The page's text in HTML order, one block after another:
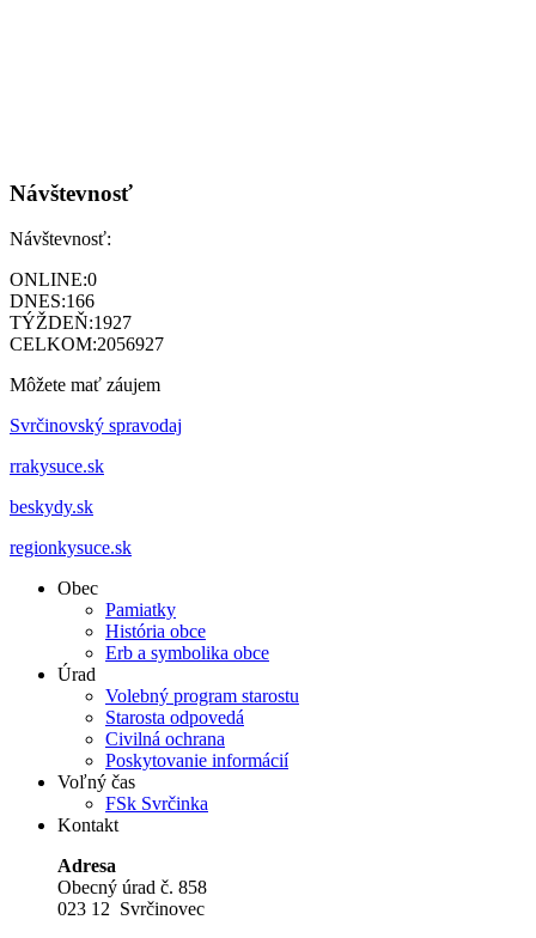
Návštevnosť
Návštevnosť:
ONLINE:0
DNES:166
TÝŽDEŇ:1927
CELKOM:2056927
Môžete mať záujem
Svrčinovský spravodaj
rrakysuce.sk
beskydy.sk
regionkysuce.sk
Obec
Pamiatky
História obce
Erb a symbolika obce
Úrad
Volebný program starostu
Starosta odpovedá
Civilná ochrana
Poskytovanie informácií
Voľný čas
FSk Svrčinka
Kontakt
Adresa
Obecný úrad č. 858
023 12 Svrčinovec